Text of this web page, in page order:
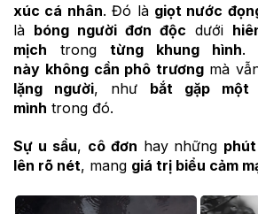
xúc cá nhân. Đó là giọt nước
là bóng người đơn độc dưới
mịch trong từng khung hình.
này không cần phô trươngmà
lặng người, như bắt gặp một
mình trong đó.
Sự u sầu, cô đơn hay những
lên rõ nét, mang giá trị biểu cảm